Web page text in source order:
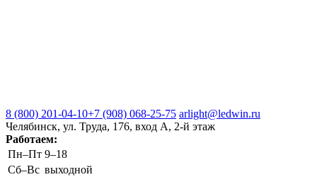
8 (800) 201-04-10+7 (908) 068-25-75 arlight@ledwin.ru
Челябинск, ул. Труда, 176, вход А, 2-й этаж
Работаем:
Пн–Пт 9–18
Сб–Вс выходной